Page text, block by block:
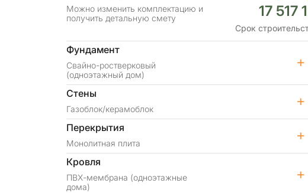
Можно изменить комплектацию и
получить детальную смету
17 517
Срок
Фундамент
Свайно-ростверковый
(одноэтажный дом)
+
Стены
Газоблок/керамоблок +
Перекрытия
Монолитная плита +
Кровля
ПВХ-мембрана (одноэтажные
дома)
+